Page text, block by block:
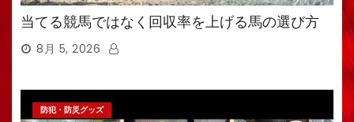
当てる競馬ではなく回収率を上げる馬の選び方
8月 5, 2026
防犯・防災グッズ